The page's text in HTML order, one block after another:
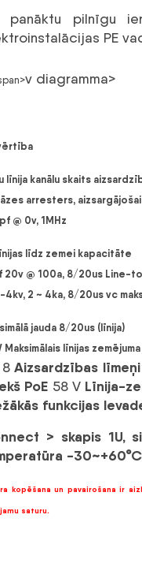
panāktu pilnīgu
PE
v diagramma>
līnija kanālu skaits
arresters,
@ 0v, 1MHz
līdz zemei ​​kapacitāte
20v @ 100a, 8/20us Line-
4kv, 2 ~ 4ka, 8/20us vc
jauda 8/20us (līnija)
Maksimālais līnijas
8Aizsardzības līmeņi
PoE 58 V Līnija-
funkcijas
> skapis 1U,
-30~+60°C
kopēšana un pavairošana ir
saturu.